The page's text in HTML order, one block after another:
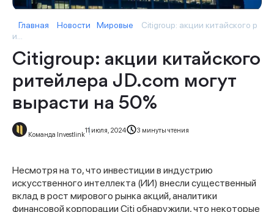
Главная Новости Мировые
Citigroup: акции китайского р
и...
Citigroup: акции китайского
ритейлера JD.com могут
вырасти на 50%
Команда Investlink
11 июля, 2024 3 минуты чтения
Несмотря на то, что инвестиции в индустрию
искусственного интеллекта (ИИ) внесли существенный
вклад в рост мирового рынка акций, аналитики
финансовой корпорации Citi обнаружили, что некоторые